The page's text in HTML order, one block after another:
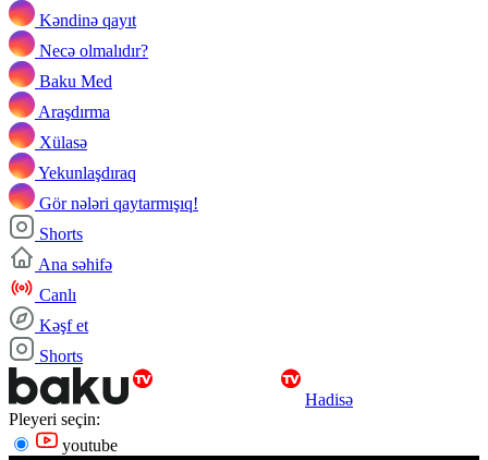
Kəndinə qayıt
Necə olmalıdır?
Baku Med
Araşdırma
Xülasə
Yekunlaşdıraq
Gör nələri qaytarmışıq!
Shorts
Ana səhifə
Canlı
Kəşf et
Shorts
Hadisə
Pleyeri seçin:
youtube